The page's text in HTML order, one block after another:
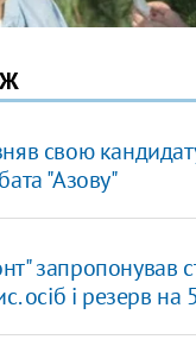
свою
"Азову"
запропонував
осіб і резерв на